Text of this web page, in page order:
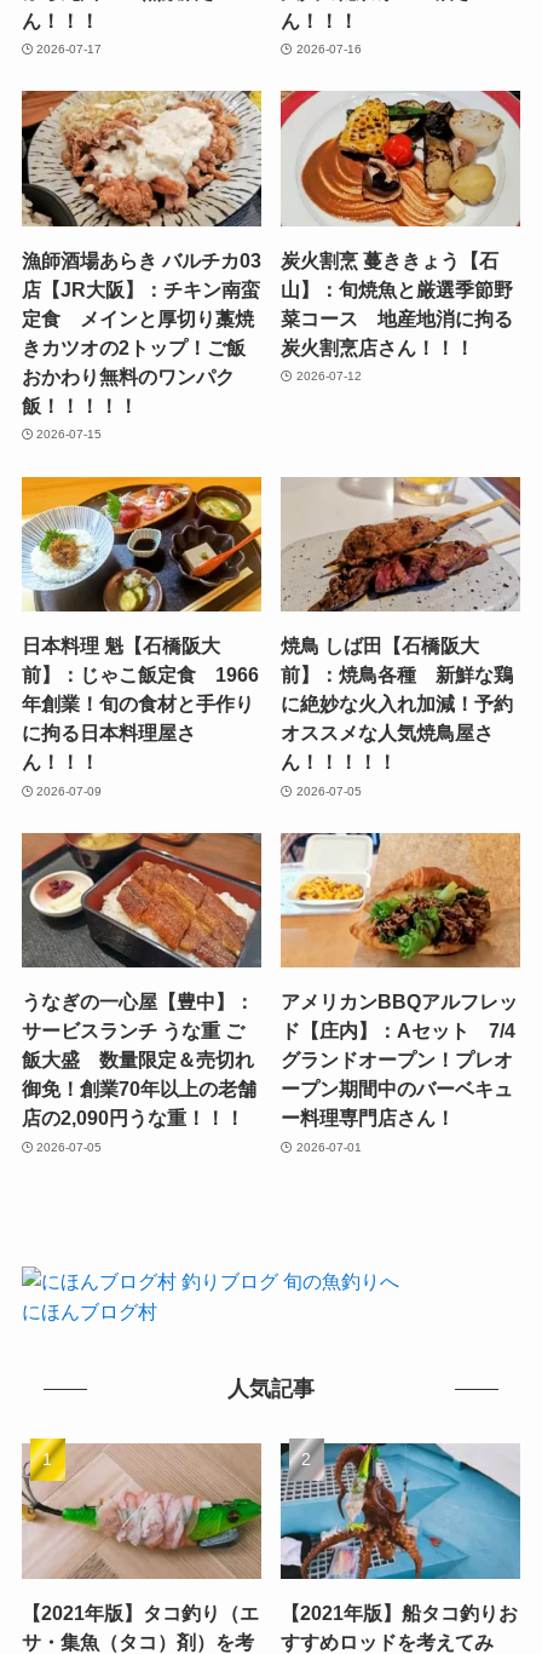
ん！！！
2026-07-17
ん！！！
2026-07-16
漁師酒場あらき バルチカ03
店【JR大阪】：チキン南蛮
定食 メインと厚切り藁焼
きカツオの2トップ！ご飯
おかわり無料のワンパク
飯！！！！！
2026-07-15
炭火割烹 蔓ききょう【石
山】：旬焼魚と厳選季節野
菜コース 地産地消に拘る
炭火割烹店さん！！！
2026-07-12
日本料理 魁【石橋阪大
前】：じゃこ飯定食 1966
年創業！旬の食材と手作り
に拘る日本料理屋さ
ん！！！
2026-07-09
焼鳥 しば田【石橋阪大
前】：焼鳥各種 新鮮な鶏
に絶妙な火入れ加減！予約
オススメな人気焼鳥屋さ
ん！！！！！
2026-07-05
うなぎの一心屋【豊中】：
サービスランチ うな重 ご
飯大盛 数量限定＆売切れ
御免！創業70年以上の老舗
店の2,090円うな重！！！
2026-07-05
アメリカンBBQアルフレッ
ド【庄内】：Aセット 7/4
グランドオープン！プレオ
ープン期間中のバーベキュ
ー料理専門店さん！
2026-07-01
にほんブログ村
人気記事
【2021年版】タコ釣り（エ
サ・集魚（タコ）剤）を考
【2021年版】船タコ釣りお
すすめロッドを考えてみ